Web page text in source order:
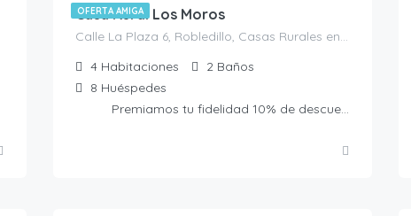
OFERTA AMIGA
Casa Rural Los Moros
Calle La Plaza 6, Robledillo, Casas Rurales en Ávila, España
4 Habitaciones 2 Baños
8 Huéspedes
Premiamos tu fidelidad 10% de descuento presentando la Tarjeta Amiga. No acumulable a otras ofertas